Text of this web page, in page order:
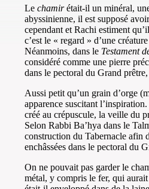
Le chamirétait-il un minéral,
abyssinienne, il est supposé
cependant et Rachi estiment
c’est le « regard » d’une
Néanmoins, dans le Testament
considéré comme une pierre
dans le pectoral du Grand
Aussi petit qu’un grain d’orge
apparence suscitant
créé au crépuscule, la veille du
Selon Rabbi Ba’hya dans le
construction du Tabernacle afin
enchâssées dans le pectoral du
On ne pouvait pas garder le
métal, y compris le fer, qui